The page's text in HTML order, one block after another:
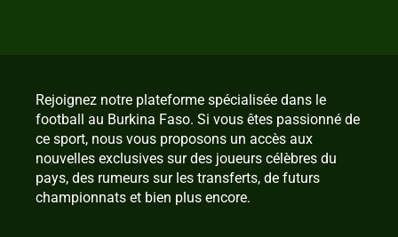
Rejoignez notre plateforme spécialisée dans le
football au Burkina Faso. Si vous êtes passionné de
ce sport, nous vous proposons un accès aux
nouvelles exclusives sur des joueurs célèbres du
pays, des rumeurs sur les transferts, de futurs
championnats et bien plus encore.